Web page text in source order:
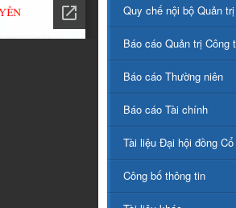
Quy chế nội bộ Quản
Báo cáo Quản trị Công
Báo cáo Thường niên
Báo cáo Tài chính
Tài liệu Đại hội đồng Cổ
Công bố thông tin